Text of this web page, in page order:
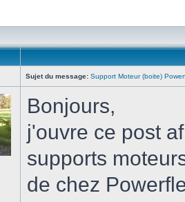
Sujet du message: Support Moteur (boite)
Bonjours,
j'ouvre ce post
supports
de chez